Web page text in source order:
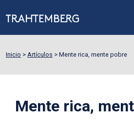
Inicio > Artículos > Mente rica, mente pobre
Mente rica,